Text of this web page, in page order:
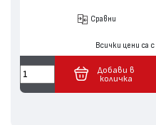
Сравни
Всички цени са
Добави в
количка